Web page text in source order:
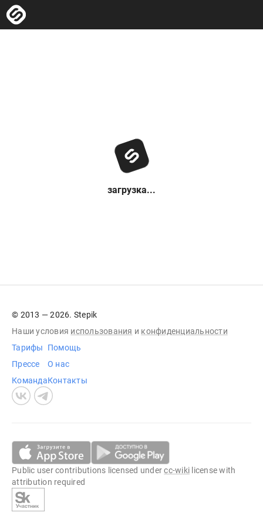
загрузка...
© 2013 — 2026. Stepik
Наши условия использования и конфиденциальности
Тарифы
Прессе
Команда
Помощь
О нас
Контакты
Public user contributions licensed undercc-wiki license with
attribution required